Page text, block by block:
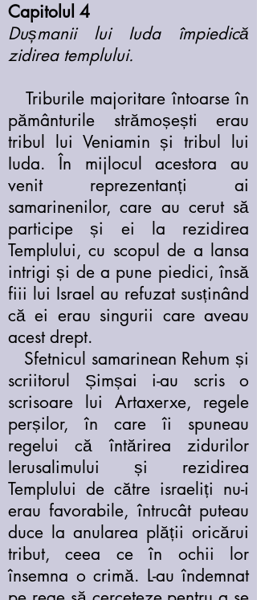
Capitolul 4
Dușmanii lui Iuda împiedică
zidirea templului.
Triburile majoritare întoarse în
pământurile strămoșești erau
tribul lui Veniamin și tribul lui
Iuda. În mijlocul acestora au
venit reprezentanți ai
samarinenilor, care au cerut să
participe și ei la rezidirea
Templului, cu scopul de a lansa
intrigi și de a pune piedici, însă
fiii lui Israel au refuzat susținând
că ei erau singurii care aveau
acest drept.
Sfetnicul samarinean Rehum și
scriitorul Șimșai i-au scris o
scrisoare lui Artaxerxe, regele
perșilor, în care îi spuneau
regelui că întărirea zidurilor
Ierusalimului și rezidirea
Templului de către israeliți nu-i
erau favorabile, întrucât puteau
duce la anularea plății oricărui
tribut, ceea ce în ochii lor
însemna o crimă. L-au îndemnat